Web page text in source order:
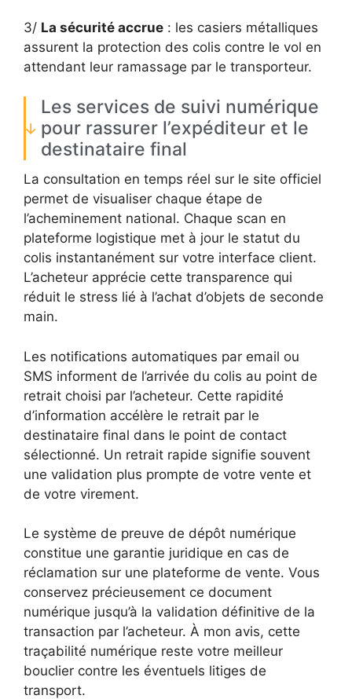
3/ La sécurité accrue : les casiers métalliques
assurent la protection des colis contre le vol en
attendant leur ramassage par le transporteur.
Les services de suivi numérique
pour rassurer l’expéditeur et le
destinataire final
La consultation en temps réel sur le site officiel
permet de visualiser chaque étape de
l’acheminement national. Chaque scan en
plateforme logistique met à jour le statut du
colis instantanément sur votre interface client.
L’acheteur apprécie cette transparence qui
réduit le stress lié à l’achat d’objets de seconde
main.
Les notifications automatiques par email ou
SMS informent de l’arrivée du colis au point de
retrait choisi par l’acheteur. Cette rapidité
d’information accélère le retrait par le
destinataire final dans le point de contact
sélectionné. Un retrait rapide signifie souvent
une validation plus prompte de votre vente et
de votre virement.
Le système de preuve de dépôt numérique
constitue une garantie juridique en cas de
réclamation sur une plateforme de vente. Vous
conservez précieusement ce document
numérique jusqu’à la validation définitive de la
transaction par l’acheteur. À mon avis, cette
traçabilité numérique reste votre meilleur
bouclier contre les éventuels litiges de
transport.